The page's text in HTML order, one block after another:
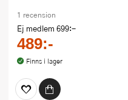
1 recension
Ej medlem 699:-
489:-
Finns i lager